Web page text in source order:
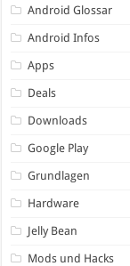
Android Glossar
Android Infos
Apps
Deals
Downloads
Google Play
Grundlagen
Hardware
Jelly Bean
Mods und Hacks